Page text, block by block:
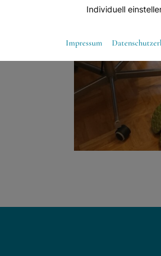
Individuell
Essenzielle Cookies ermöglichen grundlegende
einwandfreie Funktion der Website dringend
Impressum